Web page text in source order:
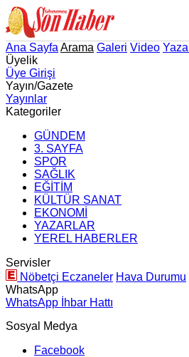
Ana Sayfa Arama Galeri Video
Üyelik
Üye Girişi
Yayın/Gazete
Yayınlar
Kategoriler
GÜNDEM
3. SAYFA
SPOR
SAĞLIK
EĞİTİM
KÜLTÜR SANAT
EKONOMİ
YAZARLAR
YEREL HABERLER
Servisler
Nöbetçi Eczaneler Hava Durumu
WhatsApp
WhatsApp İhbar Hattı
Sosyal Medya
Facebook